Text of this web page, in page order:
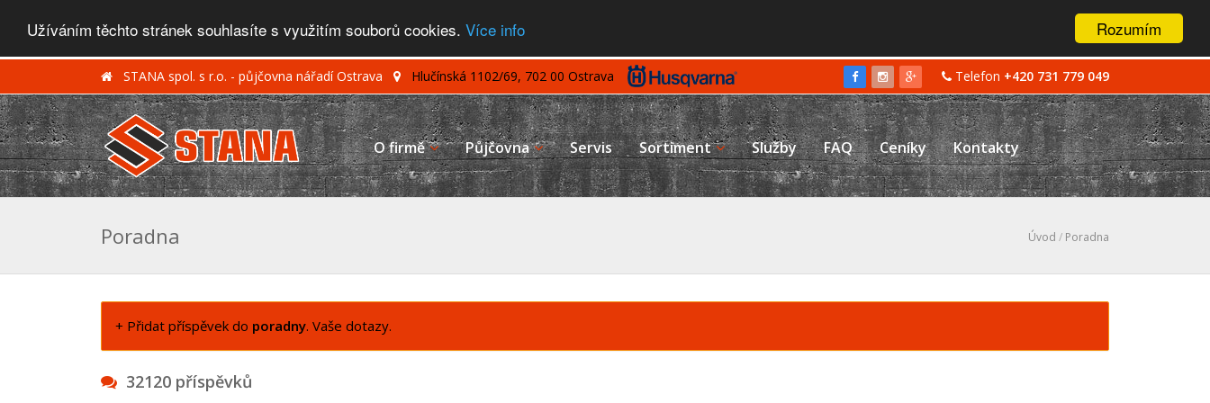
Rozumím
Užíváním těchto stránek souhlasíte s využitím souborů cookies. Více info
STANA spol. s r.o. - půjčovna nářadí Ostrava Hlučínská 1102/69, 702 00 Ostrava Telefon +420 731 779 049
O firmě Půjčovna Servis Sortiment Služby FAQ Ceníky Kontakty
Poradna Úvod / Poradna
+ Přidat příspěvek do poradny. Vaše dotazy.
32120 příspěvků